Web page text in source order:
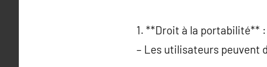
1. **Droit à la portabilité** :
– Les utilisateurs peuvent